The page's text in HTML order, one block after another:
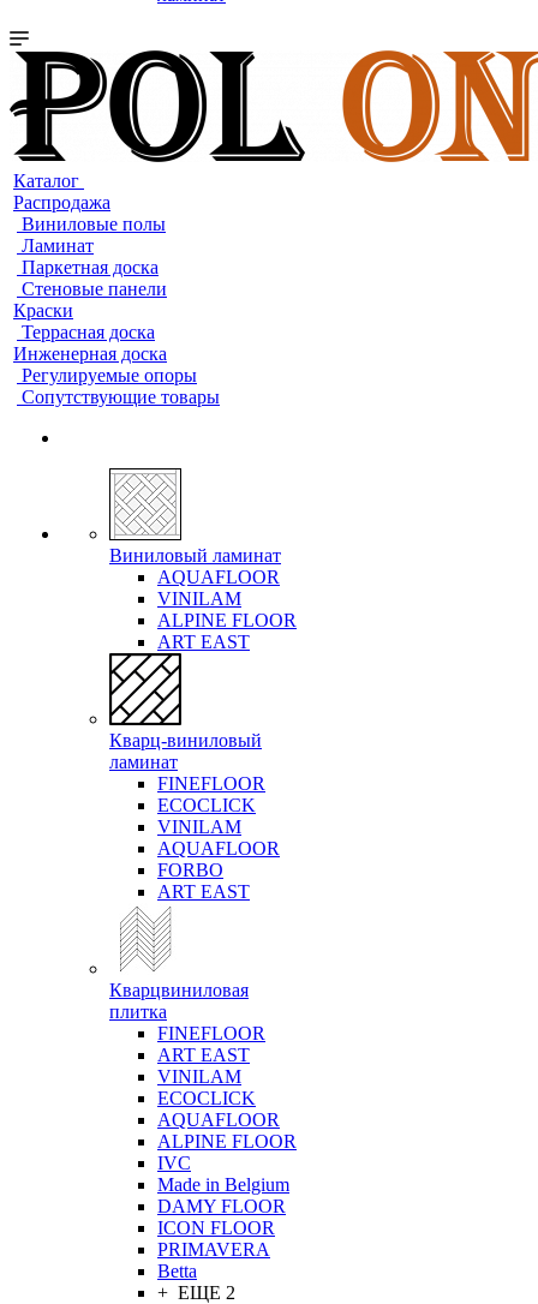
Каталог
Распродажа
Виниловые полы
Ламинат
Паркетная доска
Стеновые панели
Краски
Террасная доска
Инженерная доска
Регулируемые опоры
Сопутствующие товары
Виниловый ламинат
AQUAFLOOR
VINILAM
ALPINE FLOOR
ART EAST
Кварц-виниловый
ламинат
FINEFLOOR
ECOCLICK
VINILAM
AQUAFLOOR
FORBO
ART EAST
Кварцвиниловая
плитка
FINEFLOOR
ART EAST
VINILAM
ECOCLICK
AQUAFLOOR
ALPINE FLOOR
IVC
Made in Belgium
DAMY FLOOR
ICON FLOOR
PRIMAVERA
Betta
+ ЕЩЕ 2